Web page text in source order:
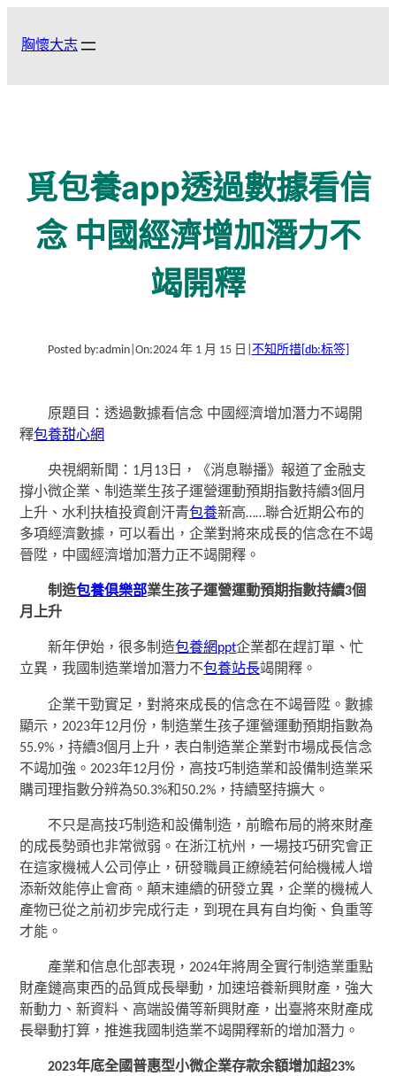
胸懷大志
覓包養app透過數據看信
念 中國經濟增加潛力不
竭開釋
Posted by:admin| On:2024 年 1 月 15 日 不知所措[db:标签]
原題目：透過數據看信念 中國經濟增加潛力不竭開
釋包養甜心網
央視網新聞：1月13日，《消息聯播》報道了金融支
撐小微企業、制造業生孩子運營運動預期指數持續3個月
上升、水利扶植投資創汗青包養新高……聯合近期公布的
多項經濟數據，可以看出，企業對將來成長的信念在不竭
晉陞，中國經濟增加潛力正不竭開釋。
制造包養俱樂部業生孩子運營運動預期指數持續3個
月上升
新年伊始，很多制造包養網ppt企業都在趕訂單、忙
立異，我國制造業增加潛力不包養站長竭開釋。
企業干勁實足，對將來成長的信念在不竭晉陞。數據
顯示，2023年12月份，制造業生孩子運營運動預期指數為
55.9%，持續3個月上升，表白制造業企業對市場成長信念
不竭加強。2023年12月份，高技巧制造業和設備制造業采
購司理指數分辨為50.3%和50.2%，持續堅持擴大。
不只是高技巧制造和設備制造，前瞻布局的將來財產
的成長勢頭也非常微弱。在浙江杭州，一場技巧研究會正
在這家機械人公司停止，研發職員正繚繞若何給機械人增
添新效能停止會商。顛末連續的研發立異，企業的機械人
產物已從之前初步完成行走，到現在具有自均衡、負重等
才能。
產業和信息化部表現，2024年將周全實行制造業重點
財產鏈高東西的品質成長舉動，加速培養新興財產，強大
新動力、新資料、高端設備等新興財產，出臺將來財產成
長舉動打算，推進我國制造業不竭開釋新的增加潛力。
2023年底全國普惠型小微企業存款余額增加超23%